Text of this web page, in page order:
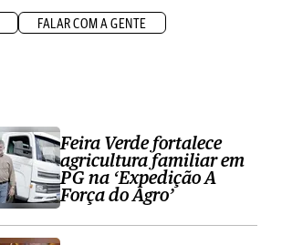
FALAR COM A GENTE
Feira Verde fortalece
agricultura familiar em
PG na ‘Expedição A
Força do Agro’